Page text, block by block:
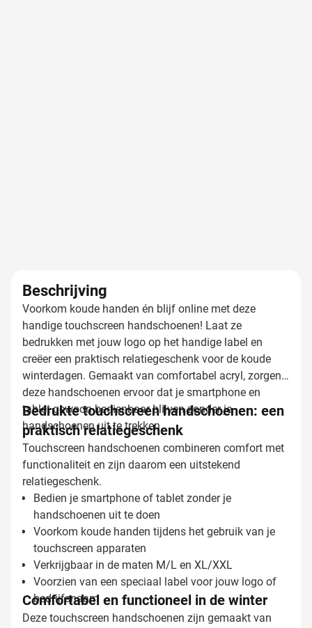
Beschrijving
Voorkom koude handen én blijf online met deze
handige touchscreen handschoenen! Laat ze
bedrukken met jouw logo op het handige label en
creëer een praktisch relatiegeschenk voor de koude
winterdagen. Gemaakt van comfortabel acryl, zorgen
deze handschoenen ervoor dat je smartphone en
tablet gewoon bedienbaar blijven zonder je
handschoenen uit te trekken.
Bedrukte touchscreen handschoenen: een
praktisch relatiegeschenk
Touchscreen handschoenen combineren comfort met
functionaliteit en zijn daarom een uitstekend
relatiegeschenk.
Bedien je smartphone of tablet zonder je
handschoenen uit te doen
Voorkom koude handen tijdens het gebruik van je
touchscreen apparaten
Verkrijgbaar in de maten M/L en XL/XXL
Voorzien van een speciaal label voor jouw logo of
bedrijfsnaam
Comfortabel en functioneel in de winter
Deze touchscreen handschoenen zijn gemaakt van